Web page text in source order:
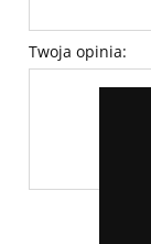
Twoja opinia: